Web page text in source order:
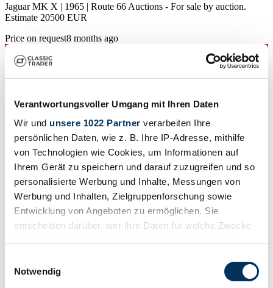
Verantwortungsvoller Umgang mit Ihren Daten
Wir und unsere 1022 Partner verarbeiten Ihre
persönlichen Daten, wie z. B. Ihre IP-Adresse, mithilfe
von Technologien wie Cookies, um Informationen auf
Ihrem Gerät zu speichern und darauf zuzugreifen und so
personalisierte Werbung und Inhalte, Messungen von
Werbung und Inhalten, Zielgruppenforschung sowie
Entwicklung von Angeboten zu ermöglichen. Sie
entscheiden darüber, wer Ihre Daten für welche Zwecke
Trigger Symbol ändern oder widerrufen
Notwendig
Jaguar MK X | 1965 | Route 66 Auctions - For sale by auction.
Estimate 20500 EUR
Price on request8 months ago
Saloon